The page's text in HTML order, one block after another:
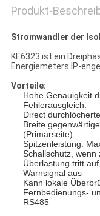
Produkt-
Stromwandler der
KE6323 ist ein
Energiemeters IP-
Vorteile:
Hohe Genauigkeit
Fehlerausgleich.
Direct
Breite
(Primärseite)
Spitzenleistung:
Schallschutz,
Überlastung tritt
Warnsignal aus
Kann lokale
Fernbedienungs-
RS485